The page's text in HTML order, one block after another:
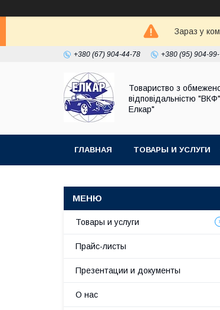
Зараз у
+380 (67) 904-44-78 +380 (95) 904-
Товариство з
відповідальністю "ВКФ"
Елкар"
ГЛАВНАЯ ТОВАРЫ И УСЛУГИ
Товары и услуги
Прайс-листы
Презентации и документы
О нас